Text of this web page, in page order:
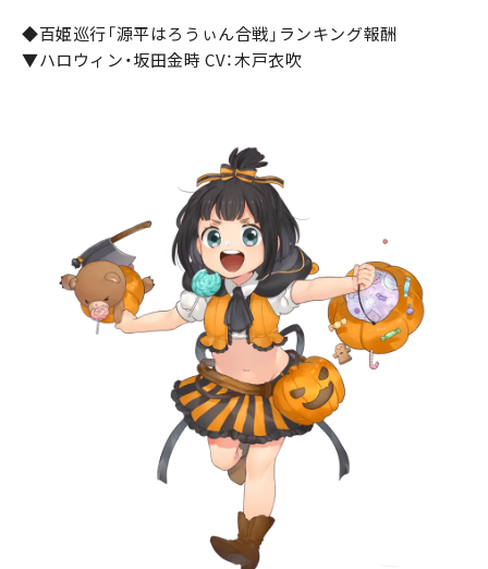
◆百姫巡行「源平はろうぃん合戦」ランキング報酬
▼ハロウィン・坂田金時 CV：木戸衣吹